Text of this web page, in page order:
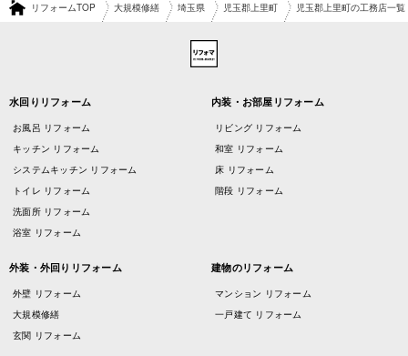
リフォームTOP 大規模修繕 埼玉県 児玉郡上里町 児玉郡上里町の工務店一覧
水回りリフォーム
お風呂 リフォーム
キッチン リフォーム
システムキッチン リフォーム
トイレ リフォーム
洗面所 リフォーム
浴室 リフォーム
内装・お部屋リフォーム
リビング リフォーム
和室 リフォーム
床 リフォーム
階段 リフォーム
外装・外回りリフォーム
外壁 リフォーム
大規模修繕
玄関 リフォーム
建物のリフォーム
マンション リフォーム
一戸建て リフォーム